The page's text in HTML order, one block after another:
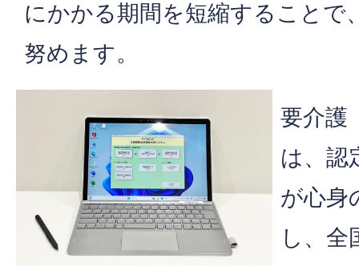
にかかる期間を短縮することで
努めます。
要介護
は、認
が心身
し、全